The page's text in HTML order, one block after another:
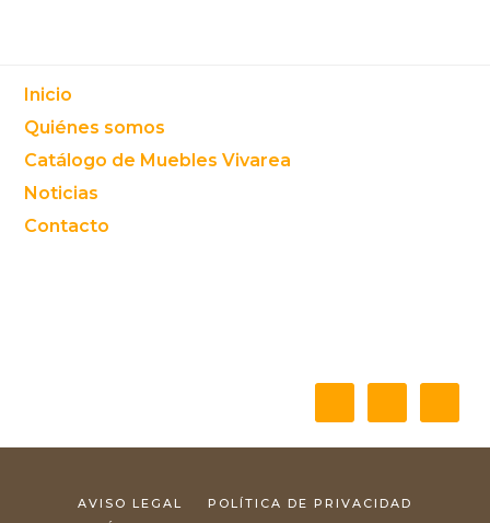
Footer
Inicio
Quiénes somos
Catálogo de Muebles Vivarea
Noticias
Contacto
AVISO LEGAL
POLÍTICA DE PRIVACIDAD